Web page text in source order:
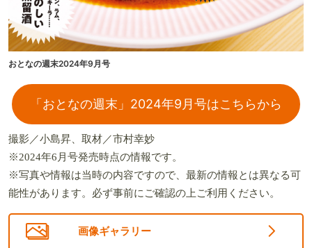
おとなの週末2024年9月号
「おとなの週末」2024年9月号はこちらから
撮影／小島昇、取材／市村幸妙
※2024年6月号発売時点の情報です。
※写真や情報は当時の内容ですので、最新の情報とは異なる可
能性があります。必ず事前にご確認の上ご利用ください。
画像ギャラリー